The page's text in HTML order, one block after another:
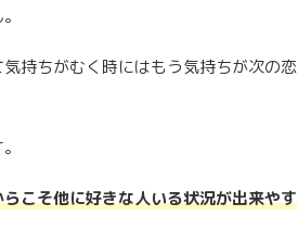
持ちがむく時にはもう気持ちが次の恋
こそ他に好きな人いる状況が出来やす